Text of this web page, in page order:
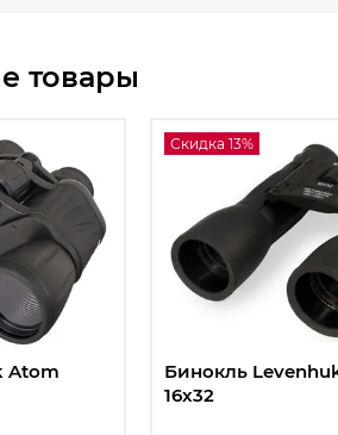
товары
Atom
Скидка 13%
Бинокль
16x32